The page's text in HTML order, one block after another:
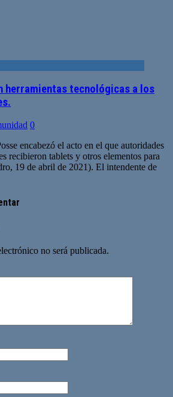
herramientas tecnológicas a los
0
encabezó el acto en el que autoridades
recibieron tablets y otros elementos para
19 de abril de 2021). El intendente de
no será publicada.